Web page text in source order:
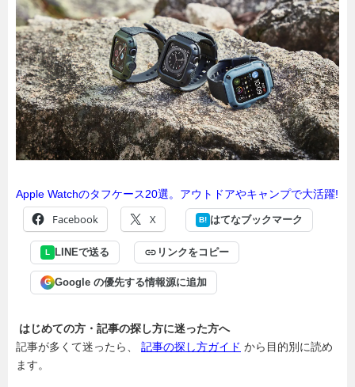
Apple Watchのタフケース20選。アウトドアやキャンプで大活躍!
Facebook X B! はてなブックマーク
L LINEで送る リンクをコピー
G Google の優先する情報源に追加
はじめての方・記事の探し方に迷った方へ
記事が多くて迷ったら、 記事の探し方ガイド から目的別に読め
ます。